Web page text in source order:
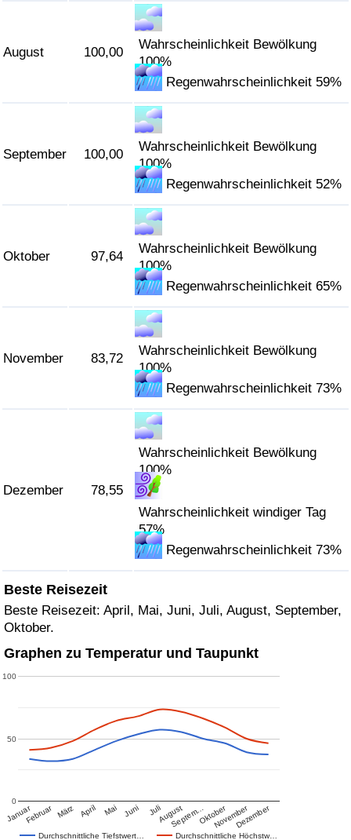
August 100,00
Wahrscheinlichkeit Bewölkung
100%
Regenwahrscheinlichkeit 59%
September 100,00
Wahrscheinlichkeit Bewölkung
100%
Regenwahrscheinlichkeit 52%
Oktober 97,64
Wahrscheinlichkeit Bewölkung
100%
Regenwahrscheinlichkeit 65%
November 83,72
Wahrscheinlichkeit Bewölkung
100%
Regenwahrscheinlichkeit 73%
Dezember 78,55
Wahrscheinlichkeit Bewölkung
100%
Wahrscheinlichkeit windiger Tag
57%
Regenwahrscheinlichkeit 73%
Beste Reisezeit
Beste Reisezeit: April, Mai, Juni, Juli, August, September,
Oktober.
Graphen zu Temperatur und Taupunkt
Durchschnittliche Tiefstwert… Durchschnittliche Höchstw…
JanuarFebruar März April Mai Juni JuliAugustSeptem…OktoberNovemberDezember
0
50
100